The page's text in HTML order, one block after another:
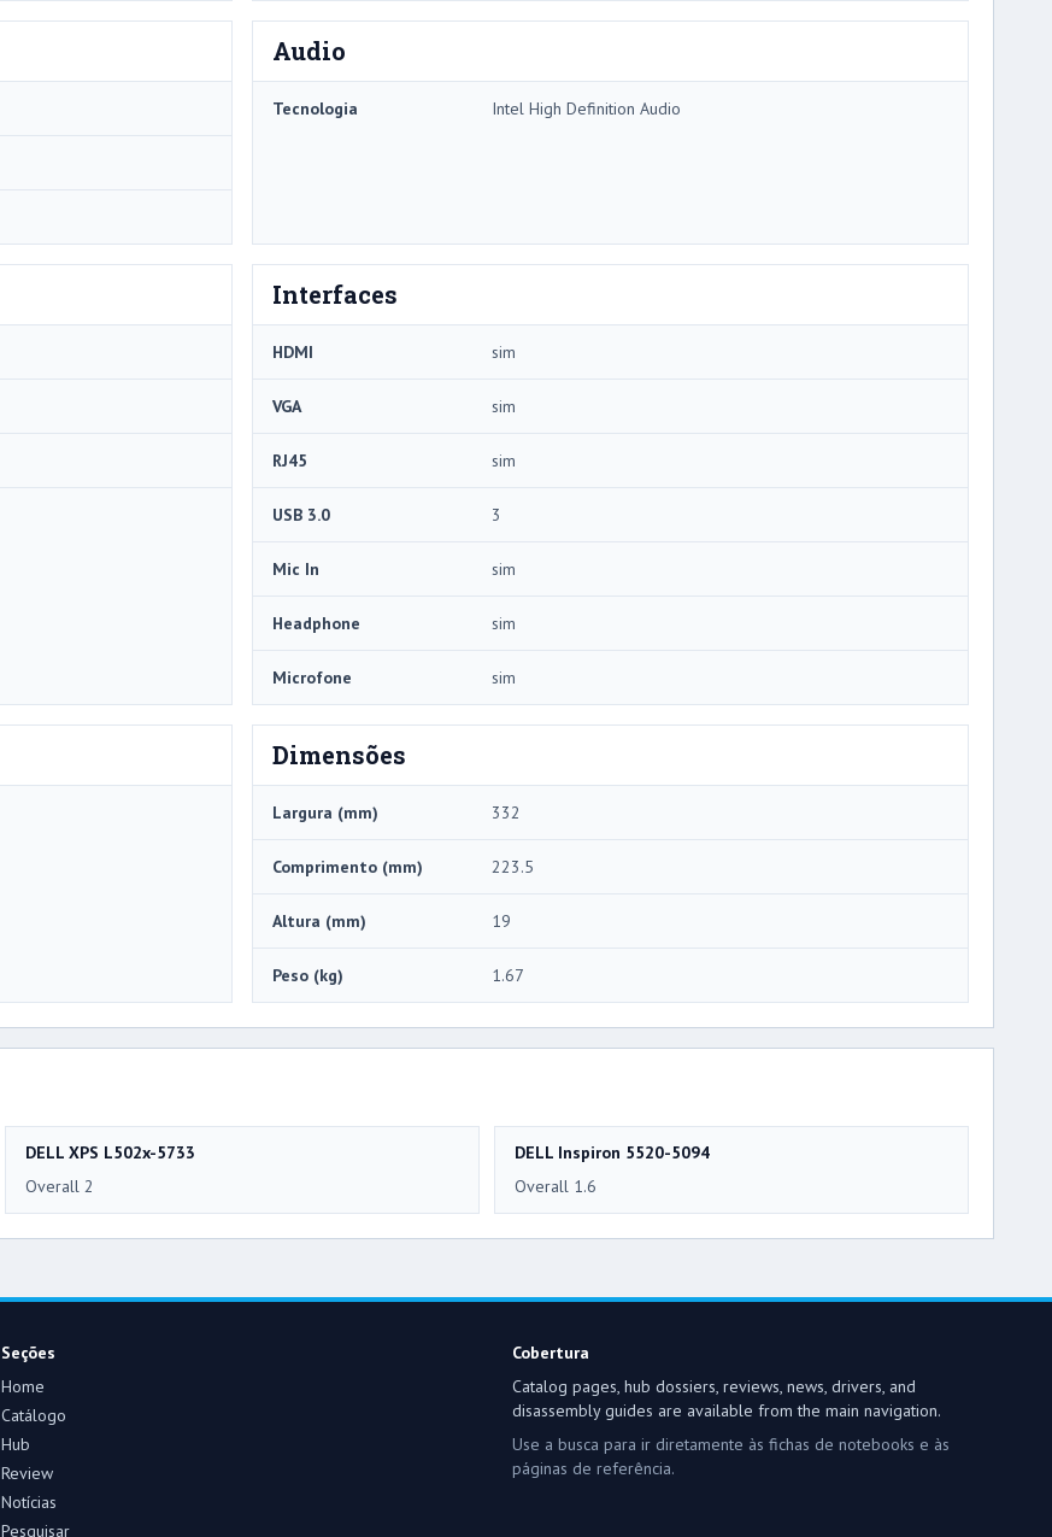
Audio
Tecnologia Intel High Definition Audio
Interfaces
HDMI sim
VGA sim
RJ45 sim
USB 3.0 3
Mic In sim
Headphone sim
Microfone sim
Dimensões
Largura (mm) 332
Comprimento (mm) 223.5
Altura (mm) 19
Peso (kg) 1.67
DELL XPS L502x-5733
Overall 2
DELL Inspiron 5520-5094
Overall 1.6
Seções
Home
Catálogo
Hub
Review
Notícias
Pesquisar
Cobertura
Catalog pages, hub dossiers, reviews, news, drivers, and
disassembly guides are available from the main navigation.
Use a busca para ir diretamente às fichas de notebooks e às
páginas de referência.